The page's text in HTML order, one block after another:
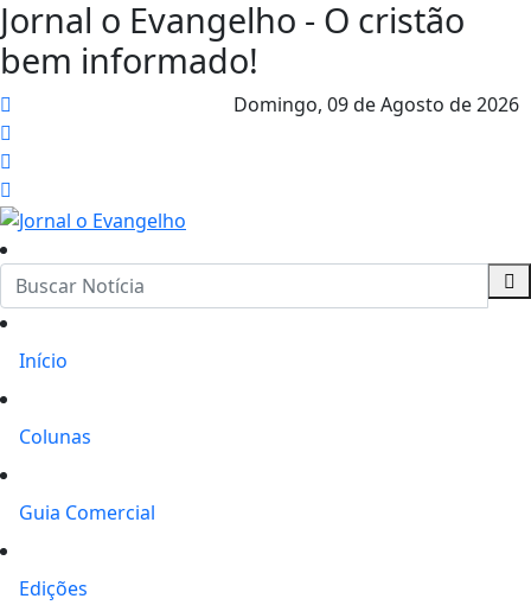
Jornal o Evangelho - O cristão
bem informado!
Domingo, 09 de Agosto de 2026
Início
Colunas
Guia Comercial
Edições